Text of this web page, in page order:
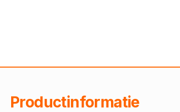
Productinformatie